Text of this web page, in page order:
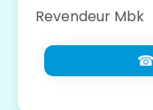
Revendeur Mbk
☎